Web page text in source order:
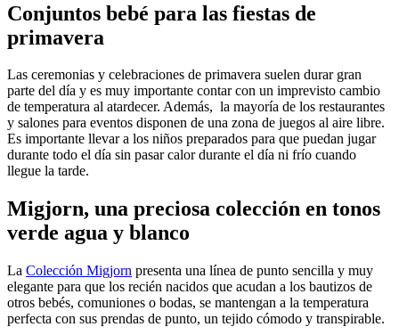
Conjuntos bebé para las fiestas de
primavera
Las ceremonias y celebraciones de primavera suelen durar gran
parte del día y es muy importante contar con un imprevisto cambio
de temperatura al atardecer. Además, la mayoría de los restaurantes
y salones para eventos disponen de una zona de juegos al aire libre.
Es importante llevar a los niños preparados para que puedan jugar
durante todo el día sin pasar calor durante el día ni frío cuando
llegue la tarde.
Migjorn, una preciosa colección en tonos
verde agua y blanco
La Colección Migjorn presenta una línea de punto sencilla y muy
elegante para que los recién nacidos que acudan a los bautizos de
otros bebés, comuniones o bodas, se mantengan a la temperatura
perfecta con sus prendas de punto, un tejido cómodo y transpirable.